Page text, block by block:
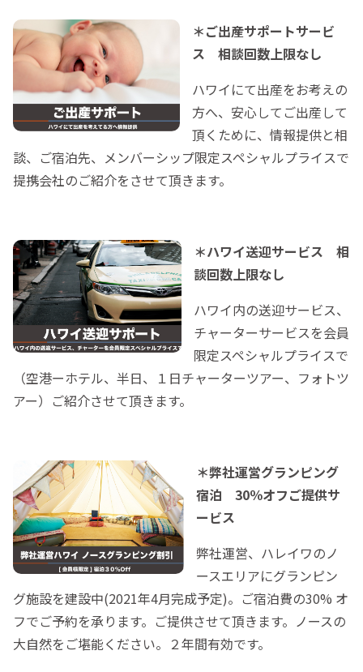
＊ご出産サポートサービ
ス 相談回数上限なし
ハワイにて出産をお考えの
方へ、安心してご出産して
頂くために、情報提供と相
談、ご宿泊先、メンバーシップ限定スペシャルプライスで
提携会社のご紹介をさせて頂きます。
＊ハワイ送迎サービス 相
談回数上限なし
ハワイ内の送迎サービス、
チャーターサービスを会員
限定スペシャルプライスで
（空港ーホテル、半日、１日チャーターツアー、フォトツ
アー）ご紹介させて頂きます。
＊弊社運営グランピング
宿泊 30％オフご提供サ
ービス
弊社運営、ハレイワのノ
ースエリアにグランピン
グ施設を建設中(2021年4月完成予定)。ご宿泊費の30% オ
フでご予約を承ります。ご提供させて頂きます。ノースの
大自然をご堪能ください。２年間有効です。